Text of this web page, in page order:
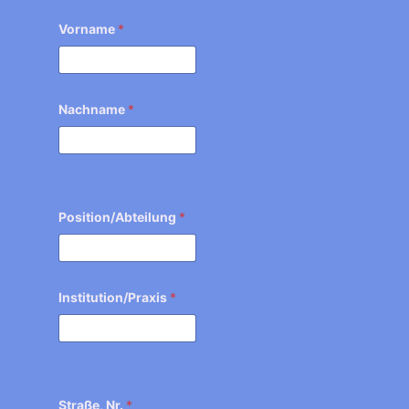
Vorname *
Nachname *
Position/Abteilung *
Institution/Praxis *
Straße, Nr. *